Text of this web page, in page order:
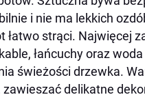
i nie ma lekkich
łatwo strąci. Najwięcej
łańcuchy oraz
świeżości drzewka.
delikatne